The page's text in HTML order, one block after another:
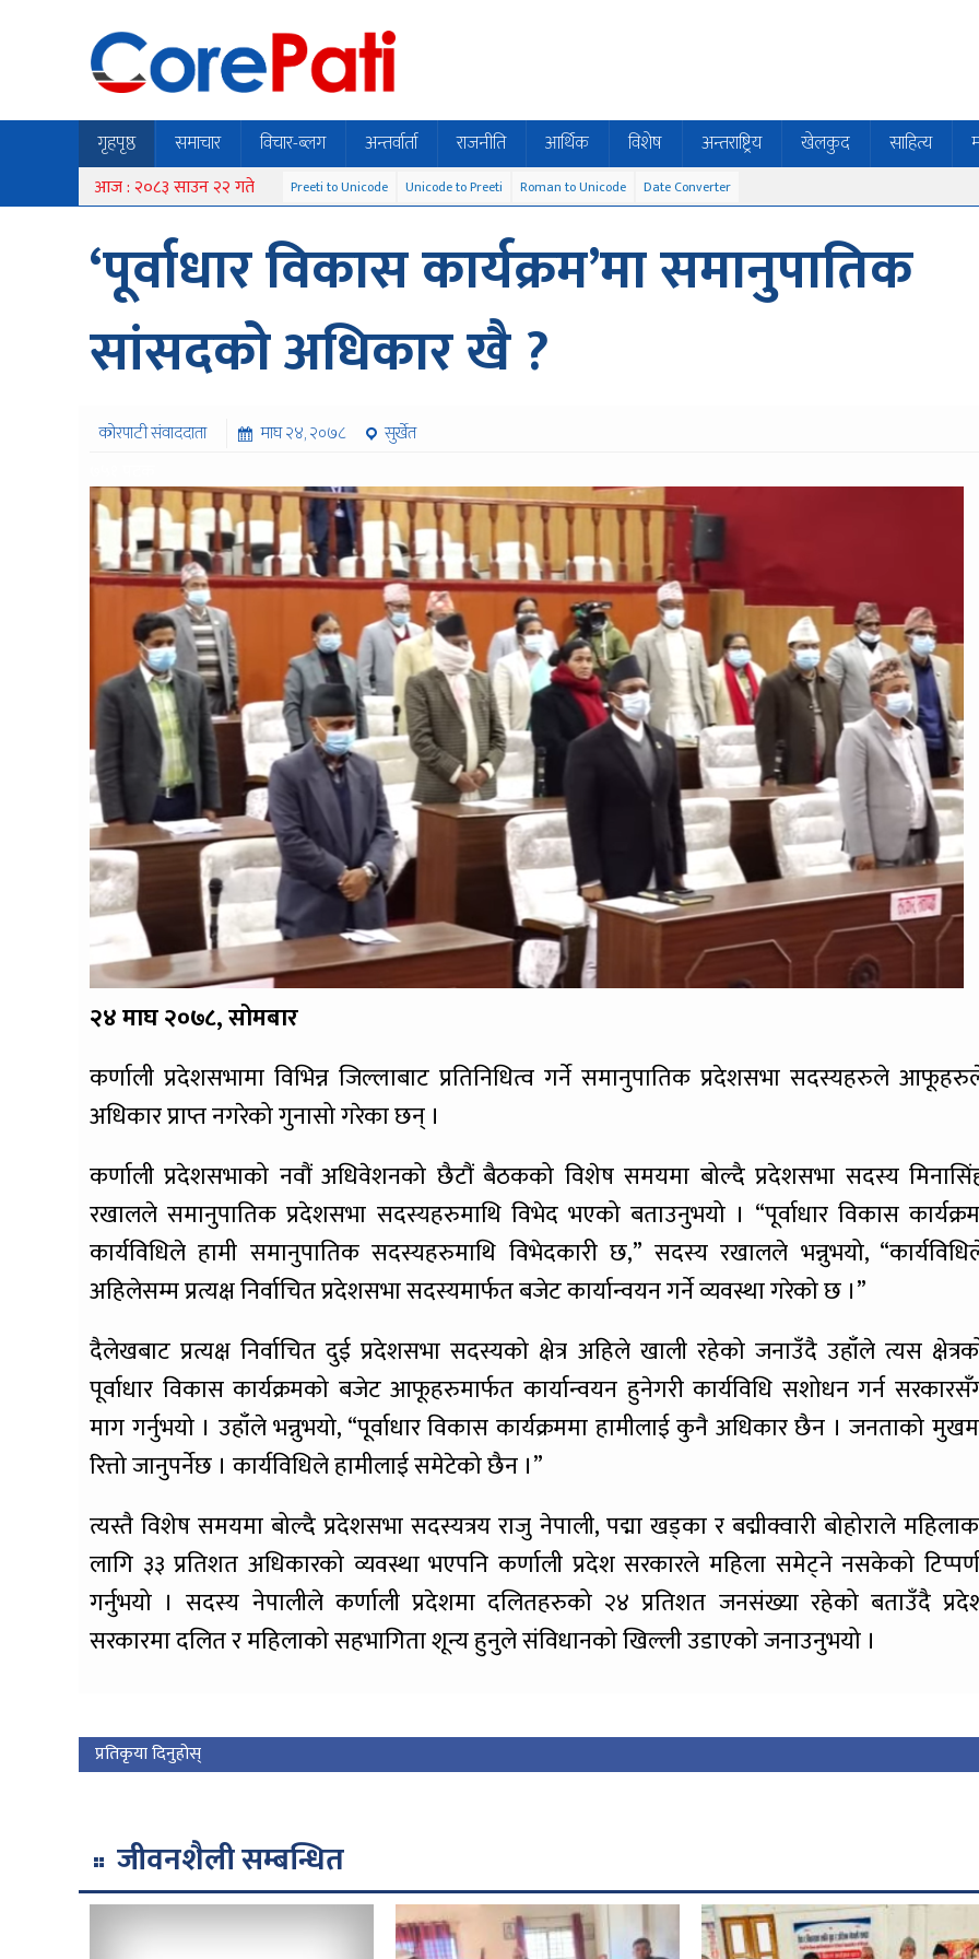
गृहपृष्ठ समाचार विचार-ब्लग अन्तर्वार्ता राजनीति आर्थिक विशेष अन्तराष्ट्रिय खेलकुद साहित्य
आज : २०८३ साउन २२ गते Preeti to Unicode Unicode to Preeti Roman to Unicode Date Converter
‘पूर्वाधार विकास कार्यक्रम’मा समानुपातिक
सांसदको अधिकार खै ?
कोरपाटी संवाददाता माघ २४, २०७८
सुर्खेत
२४ माघ २०७८, सोमबार
कर्णाली प्रदेशसभामा विभिन्न जिल्लाबाट प्रतिनिधित्व गर्ने समानुपातिक प्रदेशसभा सदस्यहरुले
अधिकार प्राप्त नगरेको गुनासो गरेका छन् ।
कर्णाली प्रदेशसभाको नवौं अधिवेशनको छैटौं बैठकको विशेष समयमा बोल्दै प्रदेशसभा सदस्य
रखालले समानुपातिक प्रदेशसभा सदस्यहरुमाथि विभेद भएको बताउनुभयो । “पूर्वाधार विकास
कार्यविधिले हामी समानुपातिक सदस्यहरुमाथि विभेदकारी छ,” सदस्य रखालले भन्नुभयो,
अहिलेसम्म प्रत्यक्ष निर्वाचित प्रदेशसभा सदस्यमार्फत बजेट कार्यान्वयन गर्ने व्यवस्था गरेको छ ।”
दैलेखबाट प्रत्यक्ष निर्वाचित दुई प्रदेशसभा सदस्यको क्षेत्र अहिले खाली रहेको जनाउँदै उहाँले त्यस
पूर्वाधार विकास कार्यक्रमको बजेट आफूहरुमार्फत कार्यान्वयन हुनेगरी कार्यविधि सशोधन गर्न
माग गर्नुभयो । उहाँले भन्नुभयो, “पूर्वाधार विकास कार्यक्रममा हामीलाई कुनै अधिकार छैन । जनताको
रित्तो जानुपर्नेछ । कार्यविधिले हामीलाई समेटेको छैन ।”
त्यस्तै विशेष समयमा बोल्दै प्रदेशसभा सदस्यत्रय राजु नेपाली, पद्मा खड्का र बद्मीक्वारी बोहोराले
लागि ३३ प्रतिशत अधिकारको व्यवस्था भएपनि कर्णाली प्रदेश सरकारले महिला समेट्ने नसकेको
गर्नुभयो । सदस्य नेपालीले कर्णाली प्रदेशमा दलितहरुको २४ प्रतिशत जनसंख्या रहेको बताउँदै
सरकारमा दलित र महिलाको सहभागिता शून्य हुनुले संविधानको खिल्ली उडाएको जनाउनुभयो ।
प्रतिकृया दिनुहोस्
जीवनशैली सम्बन्धित